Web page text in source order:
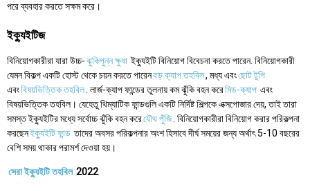
পরে ব্যবহার করতে সক্ষম করে।
ইক্যুইটিজ
বিনিয়োগকারীরা যারা উচ্চ-ঝুকিপুন্ন ক্ষুধা ইক্যুইটি বিনিয়োগ বিবেচনা করতে পারেন. বিনিয়োগকারী
যেমন বিকল্প একটি হোস্ট থেকে চয়ন করতে পারেনবড় ক্যাপ তহবিল, মধ্য এবংছোট টুপি
এবংবিষয়ভিত্তিক তহবিল . লার্জ-ক্যাপ ফান্ডের তুলনায় কম ঝুঁকি বহন করেমিড-ক্যাপ এবং
বিষয়ভিত্তিক তহবিল। যেহেতু থিম্যাটিক ফান্ডগুলি একটি নির্দিষ্ট শিল্পকে এক্সপোজার দেয়, তাই তারা
সমস্ত ইক্যুইটির মধ্যে সর্বোচ্চ ঝুঁকি বহন করেযৌথ পুঁজি . বিনিয়োগকারীরা বিনিয়োগ করার পরিকল্পনা
করছেনইক্যুইটি ফান্ড তাদের অবসর পরিকল্পনার অংশ হিসাবে দীর্ঘ সময়ের জন্য অর্থাৎ 5-10 বছরের
বেশি সময় থাকার পরামর্শ দেওয়া হয়।
সেরা ইক্যুইটি তহবিল 2022